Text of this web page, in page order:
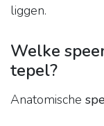
liggen.
Welke
tepel?
Anatomische